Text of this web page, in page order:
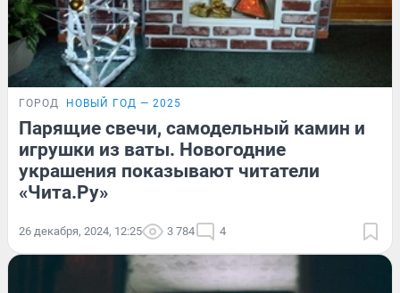
ГОРОД НОВЫЙ ГОД — 2025
Парящие свечи, самодельный камин и
игрушки из ваты. Новогодние
украшения показывают читатели
«Чита.Ру»
26 декабря, 2024, 12:25 3 784 4